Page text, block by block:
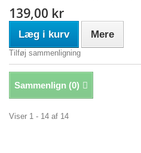
139,00 kr
Læg i kurv Mere
Tilføj sammenligning
Sammenlign (0)
Viser 1 - 14 af 14